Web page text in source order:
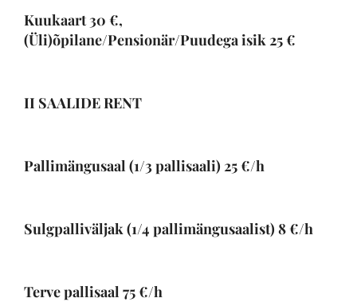
Kuukaart30 €,
(Üli)õpilane/Pensionär/Puudega isik25€
II SAALIDE RENT
Pallimängusaal (1/3 pallisaali) 25€/h
Sulgpalliväljak (1/4 pallimängusaalist) 8€/h
Terve pallisaal 75€/h